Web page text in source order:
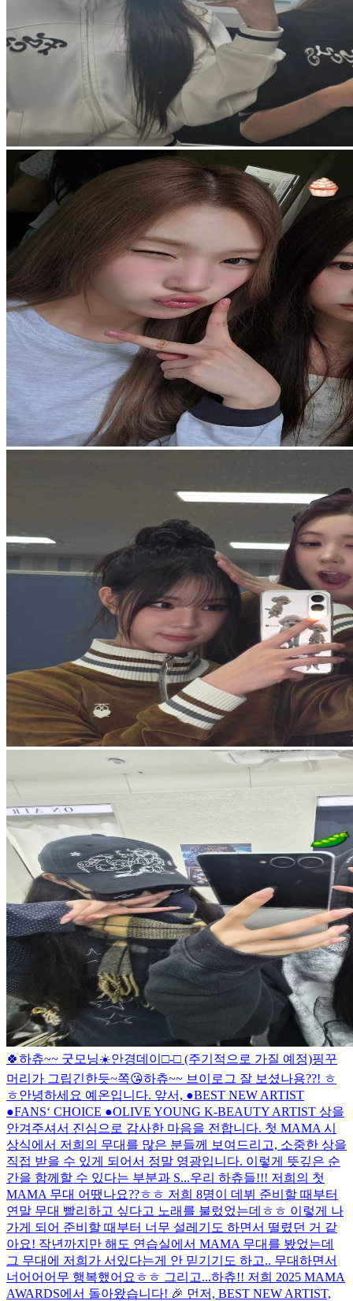
🍀하츄~~ 굿모닝☀️안경데이□-□ (주기적으로 가질 예정)핑꾸
머리가 그립긴한듯~쪽😘하츄~~ 브이로그 잘 보셨나용??! ㅎ
ㅎ안녕하세요 예온입니다. 앞서, ●BEST NEW ARTIST
●FANS‘ CHOICE ●OLIVE YOUNG K-BEAUTY ARTIST 상을
안겨주셔서 진심으로 감사한 마음을 전합니다. 첫 MAMA 시
상식에서 저희의 무대를 많은 분들께 보여드리고, 소중한 상을
직접 받을 수 있게 되어서 정말 영광입니다. 이렇게 뜻깊은 순
간을 함께할 수 있다는 부분과 S...우리 하츄들!!! 저희의 첫
MAMA 무대 어땠나요??ㅎㅎ 저희 8명이 데뷔 준비할 때부터
연말 무대 빨리하고 싶다고 노래를 불렀었는데ㅎㅎ 이렇게 나
가게 되어 준비할 때부터 너무 설레기도 하면서 떨렸던 거 같
아요! 작년까지만 해도 연습실에서 MAMA 무대를 봤었는데
그 무대에 저희가 서있다는게 안 믿기기도 하고.. 무대하면서
너어어어무 행복했어요ㅎㅎ 그리고...하츄!! 저희 2025 MAMA
AWARDS에서 돌아왔습니다! 🎉 먼저, BEST NEW ARTIST,